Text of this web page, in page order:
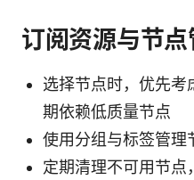
订阅资源与节
选择节点时，优先考
期依赖低质量节点
使用分组与标签管理
定期清理不可用节点